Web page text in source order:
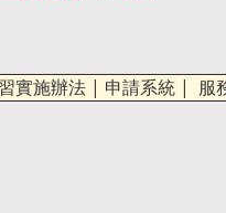
實施辦法 | 申請系統 | 服